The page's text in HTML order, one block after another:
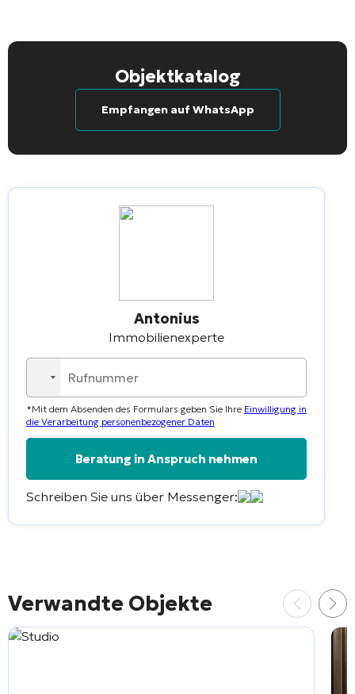
Objektkatalog
Empfangen auf WhatsApp
Antonius
Immobilienexperte
No
country
selected
*Mit dem Absenden des Formulars geben Sie Ihre Einwilligung in
die Verarbeitung personenbezogener Daten
Alternative:
Schreiben Sie uns über Messenger:
Verwandte Objekte